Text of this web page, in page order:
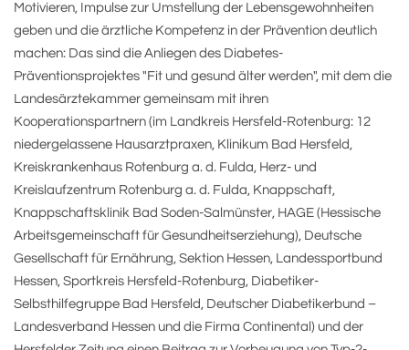
Motivieren, Impulse zur Umstellung der Lebensgewohnheiten
geben und die ärztliche Kompetenz in der Prävention deutlich
machen: Das sind die Anliegen des Diabetes-
Präventionsprojektes "Fit und gesund älter werden", mit dem die
Landesärztekammer gemeinsam mit ihren
Kooperationspartnern (im Landkreis Hersfeld-Rotenburg: 12
niedergelassene Hausarztpraxen, Klinikum Bad Hersfeld,
Kreiskrankenhaus Rotenburg a. d. Fulda, Herz- und
Kreislaufzentrum Rotenburg a. d. Fulda, Knappschaft,
Knappschaftsklinik Bad Soden-Salmünster, HAGE (Hessische
Arbeitsgemeinschaft für Gesundheitserziehung), Deutsche
Gesellschaft für Ernährung, Sektion Hessen, Landessportbund
Hessen, Sportkreis Hersfeld-Rotenburg, Diabetiker-
Selbsthilfegruppe Bad Hersfeld, Deutscher Diabetikerbund –
Landesverband Hessen und die Firma Continental) und der